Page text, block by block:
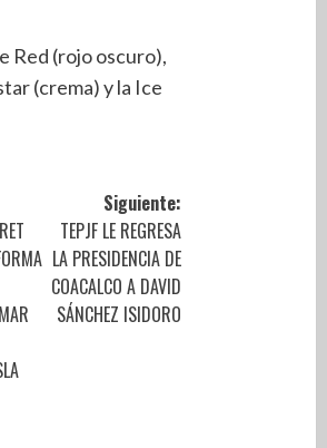
Red (rojo oscuro),
(crema) y la Ice
Siguiente:
TEPJF LE REGRESA
LA PRESIDENCIA DE
COACALCO A DAVID
SÁNCHEZ ISIDORO